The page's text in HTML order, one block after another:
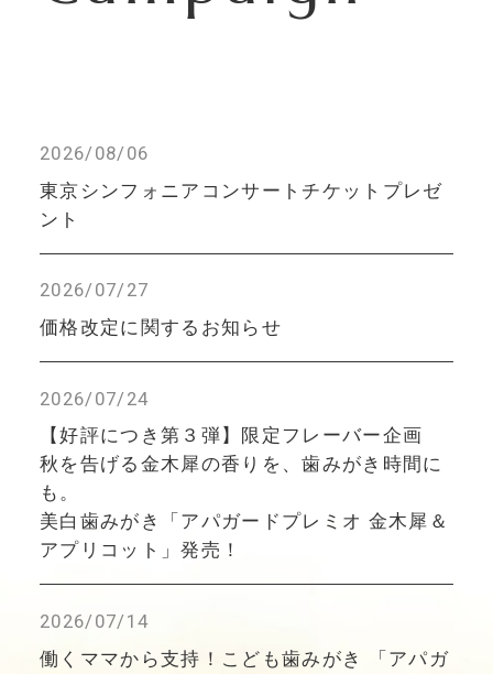
2026/08/06
東京シンフォニアコンサートチケットプレゼ
ント
2026/07/27
価格改定に関するお知らせ
2026/07/24
【好評につき第３弾】限定フレーバー企画
秋を告げる金木犀の香りを、歯みがき時間に
も。
美白歯みがき「アパガードプレミオ 金木犀＆
アプリコット」発売！
2026/07/14
働くママから支持！こども歯みがき 「アパガ